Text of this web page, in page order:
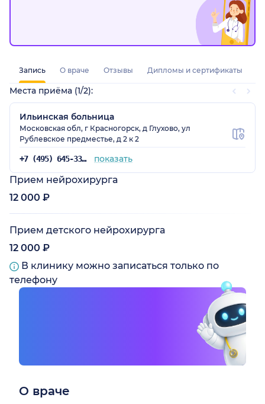
Запись О враче Отзывы Дипломы и сертификаты
Места приёма (1/2):
Ильинская больница
Московская обл, г Красногорск, д Глухово, ул
Рублевское предместье, д 2 к 2
+7 (495) 645-33-77 показать
Прием нейрохирурга
12 000 ₽
Прием детского нейрохирурга
12 000 ₽
В клинику можно записаться только по
телефону
О враче